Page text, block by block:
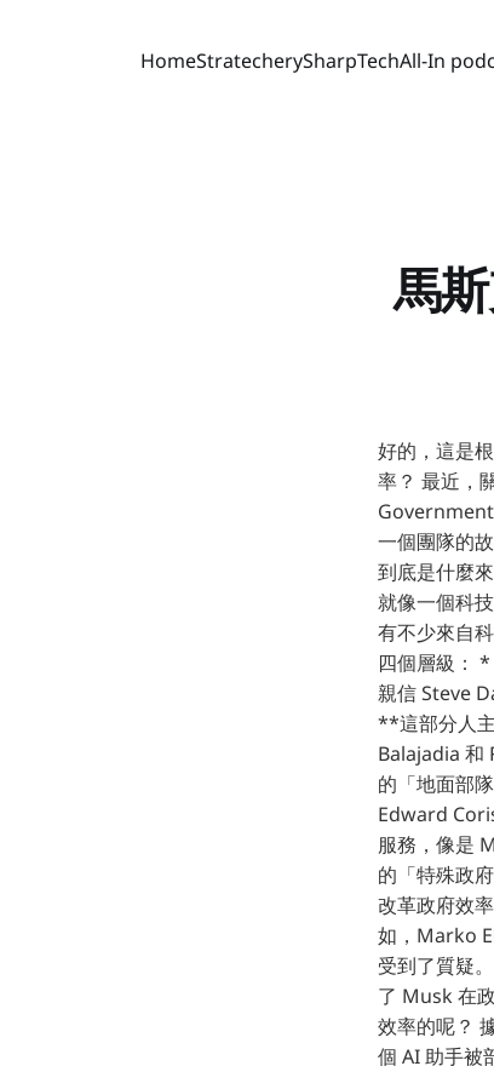
HomeStratecherySharpTechAll-In
馬
好的，這是
率？ 最近，
Government
一個團隊的
到底是什麼
就像一個科
有不少來自
四個層級：
親信 Steve
**這部分人
Balajadia 和
的「地面部
Edward
服務，像是
的「特殊政
改革政府效
如，Marko
受到了質疑
了 Musk 在
效率的呢？
個 AI 助手被